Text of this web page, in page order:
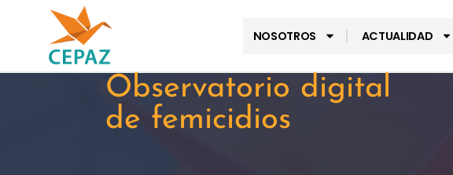
NOSOTROS ACTUALIDAD
Observatorio digital
de femicidios